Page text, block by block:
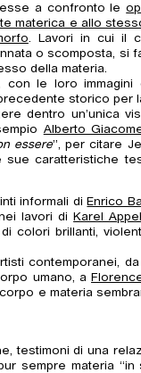
a confronto le
materica e allo
. Lavori in cui il
o scomposta, si
della materia.
, con le loro
storico per
dentro un’unica
Alberto
essere”, per citare
sue caratteristiche
informali di Enrico
lavori di Karel Appel
colori brillanti,
contemporanei,
umano, a
e materia
testimoni di una
sempre materia